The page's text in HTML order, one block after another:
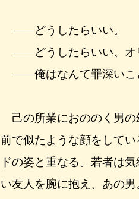
――どうしたらいい。
――どうしたらいい、オ
――俺はなんて罪深いこ
己の所業におののく男の
前で似たような顔をして
ドの姿と重なる。若者は
い友人を腕に抱え、あの